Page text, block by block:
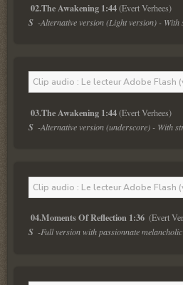
02.The Awakening 1:44 (Evert Verhees)
S -Alternative version (Light version) -
Clip audio : Le lecteur Adobe Flash
03.The Awakening 1:44 (Evert Verhees)
S -Alternative version (underscore) - With
Clip audio : Le lecteur Adobe Flash
04.Moments Of Reflection 1:36
S -Full version with passionnate